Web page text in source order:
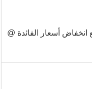
أسعار الفائدة @